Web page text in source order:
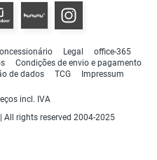
Legal
office-365
Condições de envio e pagamento
de dados TCG Impressum
incl. IVA
rights reserved 2004-2025